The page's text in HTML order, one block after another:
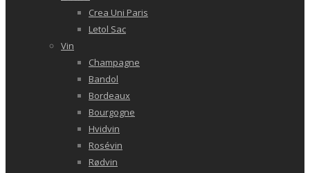
Crea Uni Paris
Letol Sac
Vin
Champagne
Bandol
Bordeaux
Bourgogne
Hvidvin
Rosévin
Rødvin